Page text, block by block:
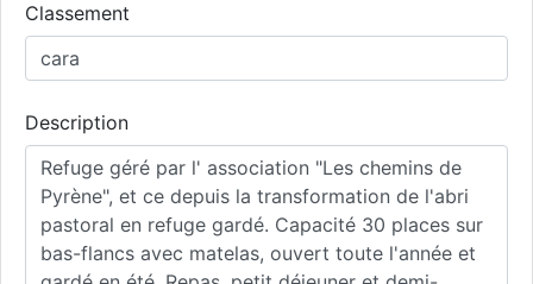
Classement
Description